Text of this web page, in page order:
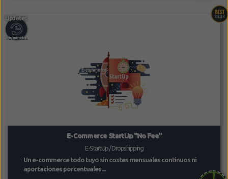
E-Commerce StartUp "No Fee"
E-StartUp / Dropshipping
Un e-commerce todo tuyo sin costes mensuales continuos ni
aportaciones porcentuales....